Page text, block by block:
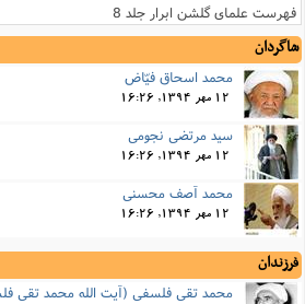
فهرست علمای گلشن ابرار جلد 8
شاگردان
محمد اسحاق فیّاض
12 مهر 1394, 16:26
سید مرتضی نجومی
12 مهر 1394, 16:26
محمد آصف محسنی
12 مهر 1394, 16:26
فرزندان
محمد تقی فلسفی (آیت الله محمد تقی